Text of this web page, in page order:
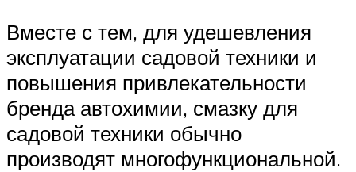
Вместе с тем, для удешевления
эксплуатации садовой техники и
повышения привлекательности
бренда автохимии, смазку для
садовой техники обычно
производят многофункциональной.